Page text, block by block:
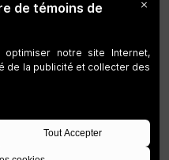
Accessibilité Web